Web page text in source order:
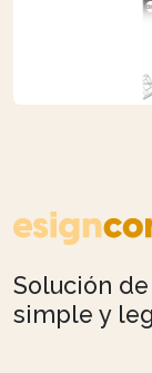
Solución
simple y